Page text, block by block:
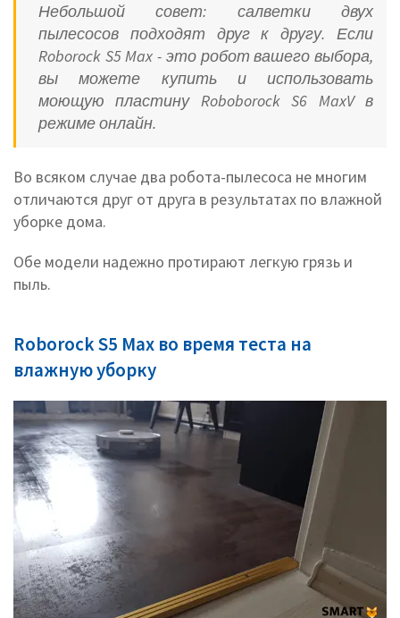
Небольшой совет: салветки двух
пылесосов подходят друг к другу. Если
Roborock S5 Max - это робот вашего выбора,
вы можете купить и использовать
моющую пластину Roboborock S6 MaxV в
режиме онлайн.
Во всяком случае два робота-пылесоса не многим
отличаются друг от друга в результатах по влажной
уборке дома.
Обе модели надежно протирают легкую грязь и
пыль.
Roborock S5 Max во время теста на
влажную уборку